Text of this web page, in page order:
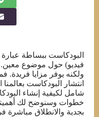
البودكاست ببساطة
فيديو) حول موضوع معين.
ولكنه يوفر مزايا فريدة.
انتشار البودكاست
خطوات وسنوضح لك أهميته
بجدية والانطلاق مباشرة